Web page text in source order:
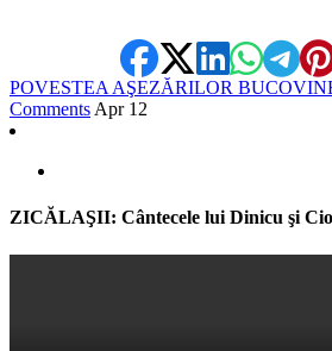
POVESTEA AŞEZĂRILOR
Comments Apr 12
ZICĂLAŞII: Cântecele lui Dinicu şi